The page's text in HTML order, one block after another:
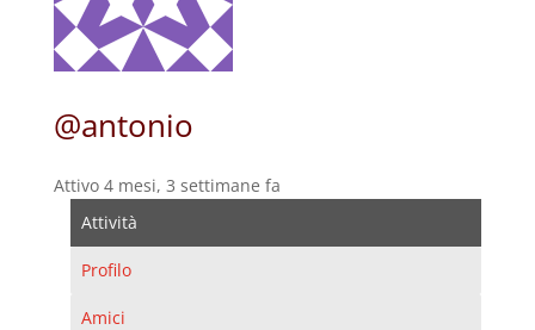
@antonio
Attivo 4 mesi, 3 settimane fa
Attività
Profilo
Amici